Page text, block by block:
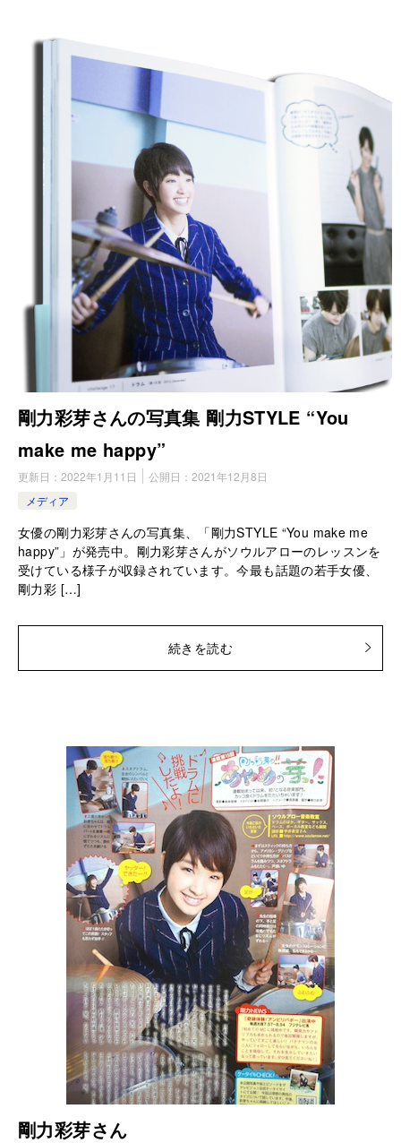
剛力彩芽さんの写真集 剛力STYLE “You
make me happy”
更新日： 2022年1月11日 公開日： 2021年12月8日
メディア
女優の剛力彩芽さんの写真集、「剛力STYLE “You make me
happy”」が発売中。剛力彩芽さんがソウルアローのレッスンを
受けている様子が収録されています。今最も話題の若手女優、
剛力彩 […]
続きを読む
剛力彩芽さん